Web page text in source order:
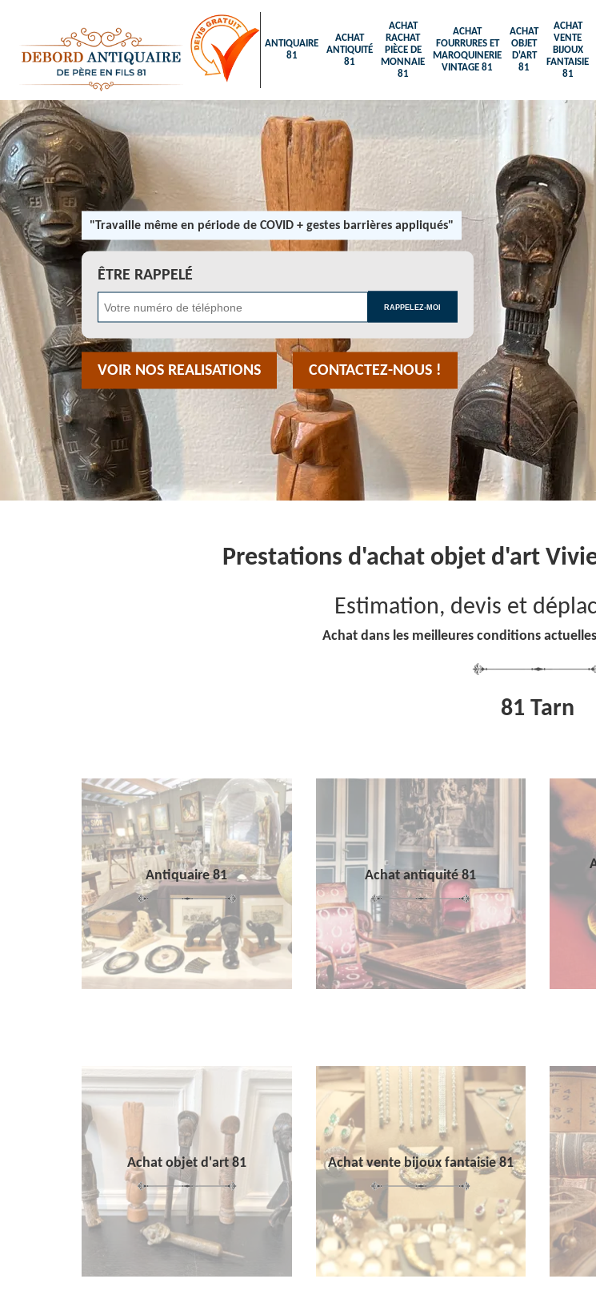
ANTIQUAIRE
81
ACHAT
ANTIQUITÉ
81
ACHAT
RACHAT
PIÈCE DE
MONNAIE
81
ACHAT
FOURRURES ET
MAROQUINERIE
VINTAGE 81
ACHAT
OBJET
D'ART
81
ACHAT
VENTE
BIJOUX
FANTAISIE
81
"Travaille même en période de COVID + gestes barrières appliqués"
ÊTRE RAPPELÉ
VOIR NOS REALISATIONS CONTACTEZ-NOUS !
Prestations d'achat objet d'art
Estimation, devis et
Achat dans les meilleures conditions
81 Tarn
Antiquaire 81 Achat antiquité 81
Achat objet d'art 81 Achat vente bijoux fantaisie 81